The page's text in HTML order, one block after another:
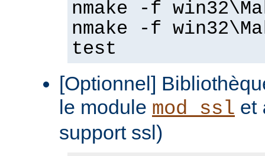
nmake -f
nmake -f
test
[Optionnel]
le module mod_ssl et
support ssl)